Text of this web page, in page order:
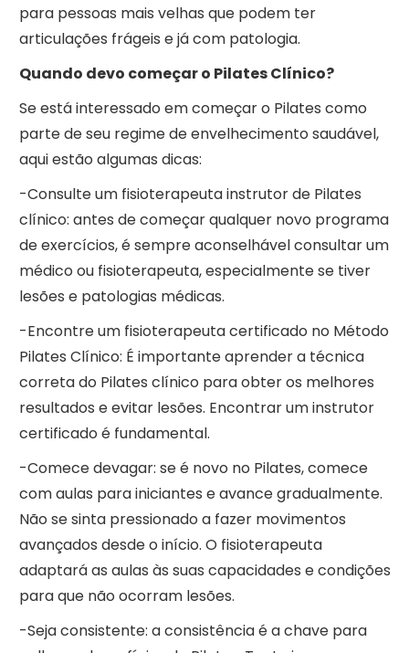
para pessoas mais velhas que podem ter
articulações frágeis e já com patologia.
Quando devo começar o Pilates Clínico?
Se está interessado em começar o Pilates como
parte de seu regime de envelhecimento saudável,
aqui estão algumas dicas:
-Consulte um fisioterapeuta instrutor de Pilates
clínico: antes de começar qualquer novo programa
de exercícios, é sempre aconselhável consultar um
médico ou fisioterapeuta, especialmente se tiver
lesões e patologias médicas.
-Encontre um fisioterapeuta certificado no Método
Pilates Clínico: É importante aprender a técnica
correta do Pilates clínico para obter os melhores
resultados e evitar lesões. Encontrar um instrutor
certificado é fundamental.
-Comece devagar: se é novo no Pilates, comece
com aulas para iniciantes e avance gradualmente.
Não se sinta pressionado a fazer movimentos
avançados desde o início. O fisioterapeuta
adaptará as aulas às suas capacidades e condições
para que não ocorram lesões.
-Seja consistente: a consistência é a chave para